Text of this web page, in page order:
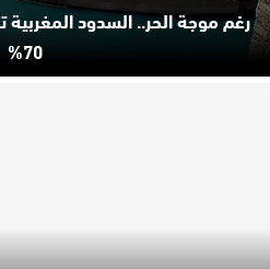
رغم موجة الحر.. السدود
70%